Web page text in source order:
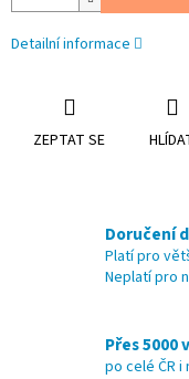
Detailní informace
ZEPTAT SE
Doručení
Platí pro
Neplatí pro
Přes
po celé ČR i